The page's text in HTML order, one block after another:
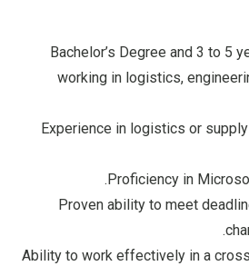
Bachelor’s Degree and 3 to 5
working in logistics,
Experience in logistics or
Proficiency in
Proven ability to meet
Ability to work effectively in a